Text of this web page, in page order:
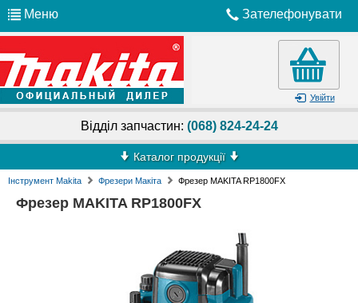
Меню Зателефонувати
Увійти
Відділ запчастин: (068) 824-24-24
Каталог продукції
Інструмент Makita Фрезери Макіта Фрезер MAKITA RP1800FX
Фрезер MAKITA RP1800FX